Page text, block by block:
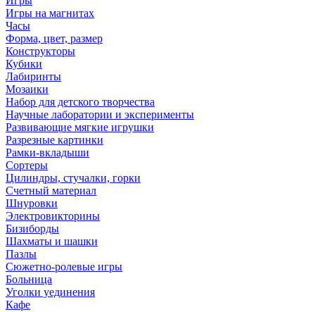
Игры на магнитах
Часы
Форма, цвет, размер
Конструкторы
Кубики
Лабиринты
Мозаики
Набор для детского творчества
Научные лаборатории и эксперименты
Развивающие мягкие игрушки
Разрезные картинки
Рамки-вкладыши
Сортеры
Цилиндры, стучалки, горки
Счетный материал
Шнуровки
Электровикторины
Бизиборды
Шахматы и шашки
Пазлы
Сюжетно-ролевые игры
Больница
Уголки уединения
Кафе